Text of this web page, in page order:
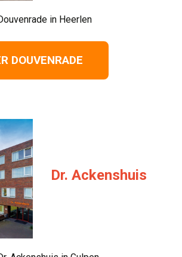
in Heerlen
DOUVENRADE
Dr. Ackenshuis